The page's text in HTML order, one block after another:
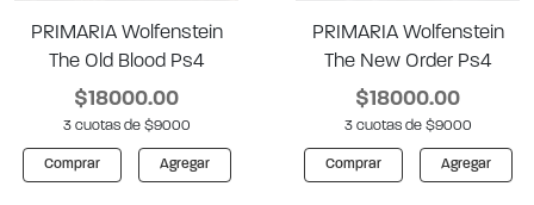
PRIMARIA Wolfenstein
The Old Blood Ps4
$18000.00
3 cuotas de $9000
Comprar Agregar
PRIMARIA Wolfenstein
The New Order Ps4
$18000.00
3 cuotas de $9000
Comprar Agregar